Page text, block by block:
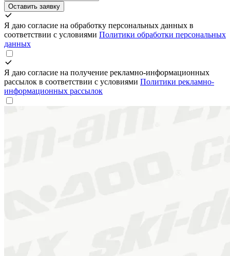
Оставить заявку
Я даю согласие на обработку персональных данных в
соответствии с условиями Политики обработки персональных
данных
Я даю согласие на получение рекламно-информационных
рассылок в соответствии с условиями Политики рекламно-
информационных рассылок